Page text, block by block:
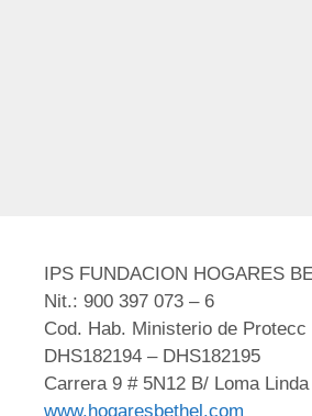
IPS FUNDACION HOGARES
Nit.: 900 397 073 – 6
Cod. Hab. Ministerio de
DHS182194 – DHS182195
Carrera 9 # 5N12 B/ Loma
www.hogaresbethel.com